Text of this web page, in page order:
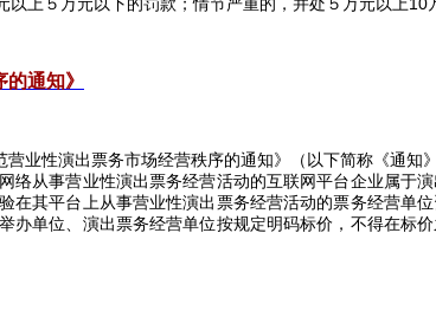
通知》
营业性演出票务市场经营秩序的通知》（以下简称《通
从事营业性演出票务经营活动的互联网平台企业属于
其平台上从事营业性演出票务经营活动的票务经营单
单位、演出票务经营单位按规定明码标价，不得在标